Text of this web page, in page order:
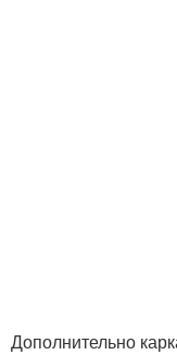
Дополнительно